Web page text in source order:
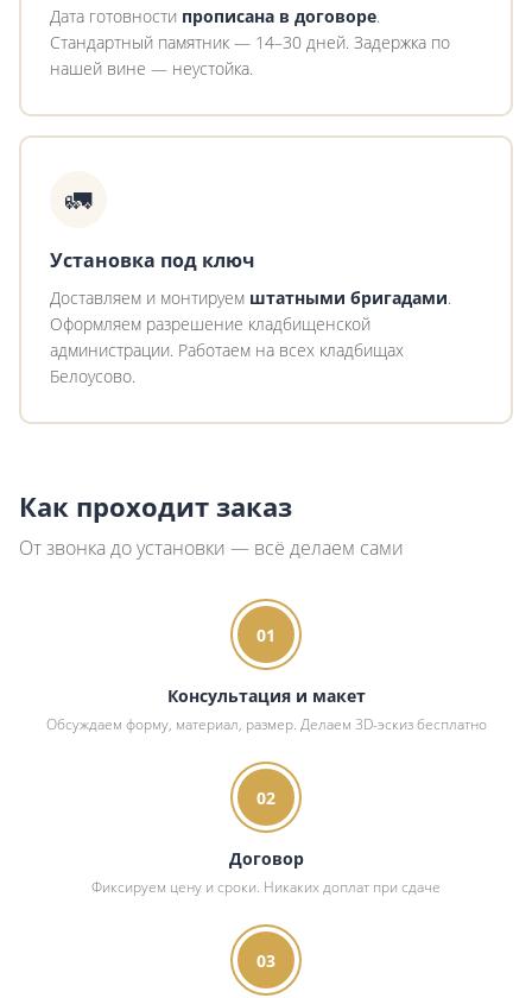
Дата готовности прописана в договоре.
Стандартный памятник — 14–30 дней. Задержка по
нашей вине — неустойка.
🚛
Установка под ключ
Доставляем и монтируем штатными бригадами.
Оформляем разрешение кладбищенской
администрации. Работаем на всех кладбищах
Белоусово.
Как проходит заказ
От звонка до установки — всё делаем сами
01
Консультация и макет
Обсуждаем форму, материал, размер. Делаем 3D-эскиз бесплатно
02
Договор
Фиксируем цену и сроки. Никаких доплат при сдаче
03